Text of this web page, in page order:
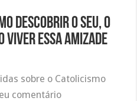
Descobrir o Seu, o
Viver Essa Amizade
sobre o Catolicismo
comentário